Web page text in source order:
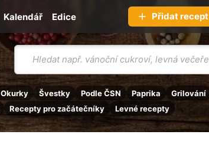
Vyhledávání
Okurky Švestky Podle ČSN Paprika Grilování
Recepty pro začátečníky Levné recepty
Kalendář Edice Přidat recept